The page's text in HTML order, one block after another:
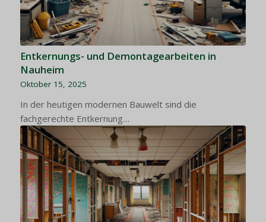
Entkernungs- und Demontagearbeiten in
Nauheim
Oktober 15, 2025
In der heutigen modernen Bauwelt sind die
fachgerechte Entkernung…